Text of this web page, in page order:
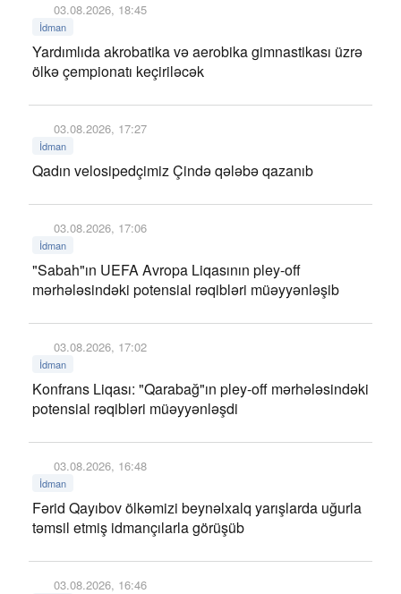
03.08.2026, 18:45
İdman
Yardımlıda akrobatika və aerobika gimnastikası üzrə
ölkə çempionatı keçiriləcək
03.08.2026, 17:27
İdman
Qadın velosipedçimiz Çində qələbə qazanıb
03.08.2026, 17:06
İdman
"Sabah"ın UEFA Avropa Liqasının pley-off
mərhələsindəki potensial rəqibləri müəyyənləşib
03.08.2026, 17:02
İdman
Konfrans Liqası: "Qarabağ"ın pley-off mərhələsindəki
potensial rəqibləri müəyyənləşdi
03.08.2026, 16:48
İdman
Fərid Qayıbov ölkəmizi beynəlxalq yarışlarda uğurla
təmsil etmiş idmançılarla görüşüb
03.08.2026, 16:46